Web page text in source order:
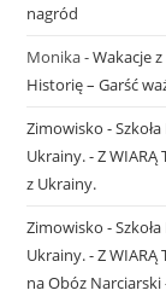
nagród
Monika-Wakacje
Historię – Garść
Zimowisko -
Ukrainy. - Z WIARĄ
z Ukrainy.
Zimowisko -
Ukrainy. - Z WIARĄ
na Obóz Narciarski